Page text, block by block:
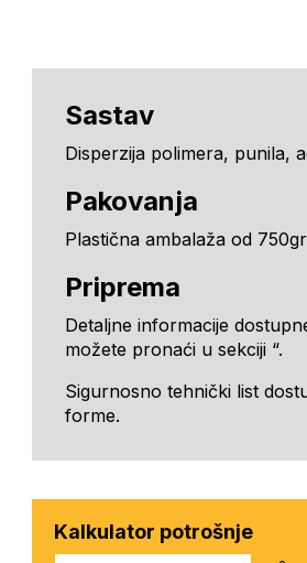
Sastav
Disperzija polimera, punila,
Pakovanja
Plastična ambalaža od
Priprema
Detaljne informacije
možete pronaći u sekciji “.
Sigurnosno tehnički list
forme.
Kalkulator potrošnje